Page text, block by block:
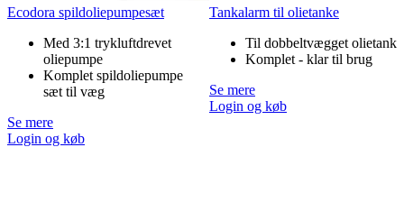
Ecodora spildoliepumpesæt
Med 3:1 trykluftdrevet
oliepumpe
Komplet spildoliepumpe
sæt til væg
Se mere
Login og køb
Tankalarm til olietanke
Til dobbeltvægget olietank
Komplet - klar til brug
Se mere
Login og køb